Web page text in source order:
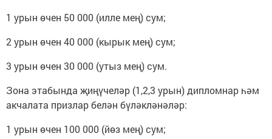
1 урын өчен 50 000 (илле мең) сум;
2 урын өчен 40 000 (кырык мең) сум;
3 урын өчен 30 000 (утыз мең) сум.
Зона этабында җиңүчеләр (1,2,3 урын) дипломнар һәм
акчалата призлар белән бүләкләнәләр:
1 урын өчен 100 000 (йөз мең) сум;